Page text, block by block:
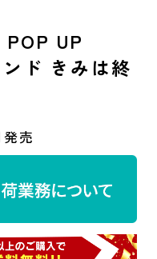
POP UP
ド きみは終
売